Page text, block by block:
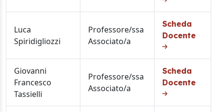
Luca
Spiridigliozzi
Professore/ssa
Associato/a
Scheda
Docente
Giovanni
Francesco
Tassielli
Professore/ssa
Associato/a
Scheda
Docente